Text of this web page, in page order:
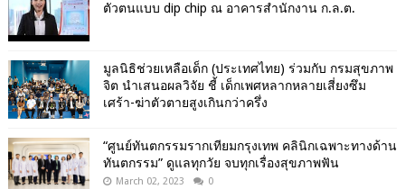
ตัวตนแบบ dip chip ณ อาคารสำนักงาน ก.ล.ต.
มูลนิธิช่วยเหลือเด็ก (ประเทศไทย) ร่วมกับ กรมสุขภาพ
จิต นำเสนอผลวิจัย ชี้ เด็กเพศหลากหลายเสี่ยงซึม
เศร้า-ฆ่าตัวตายสูงเกินกว่าครึ่ง
“ศูนย์ทันตกรรมรากเทียมกรุงเทพ คลินิกเฉพาะทางด้าน
ทันตกรรม” ดูแลทุกวัย จบทุกเรื่องสุขภาพฟัน
March 02, 2023 0